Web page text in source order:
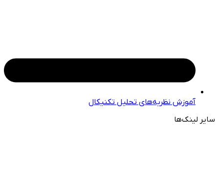
آموزش نظریه‌های تحلیل تکنیکال
سایر لینک‌ها